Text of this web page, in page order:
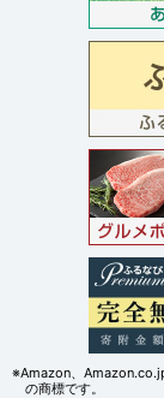
※Amazon、
の商標です。